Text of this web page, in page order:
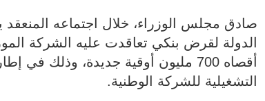
صادق مجلس الوزراء، خلال اجتماعه المنعقد
الدولة لقرض بنكي تعاقدت عليه الشركة
أقصاه 700 مليون أوقية جديدة، وذلك
التشغيلية للشركة الوطنية.